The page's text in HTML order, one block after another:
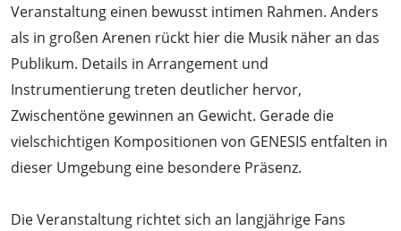
Veranstaltung einen bewusst intimen Rahmen. Anders
als in großen Arenen rückt hier die Musik näher an das
Publikum. Details in Arrangement und
Instrumentierung treten deutlicher hervor,
Zwischentöne gewinnen an Gewicht. Gerade die
vielschichtigen Kompositionen von GENESIS entfalten in
dieser Umgebung eine besondere Präsenz.
Die Veranstaltung richtet sich an langjährige Fans